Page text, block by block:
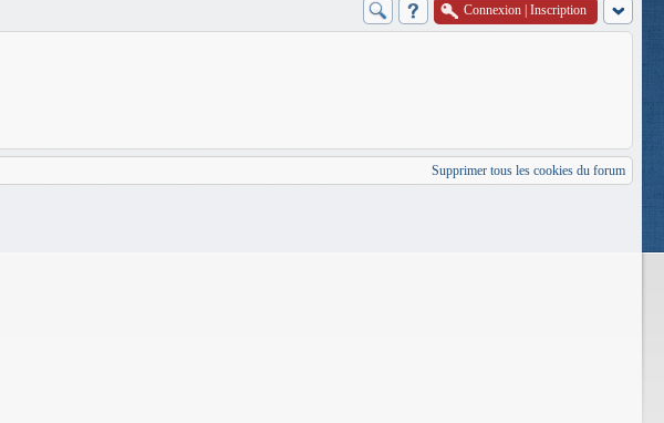
Connexion Inscription
Supprimer tous les cookies du forum